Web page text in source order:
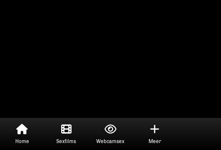
Home Sexfilms Webcamsex Meer